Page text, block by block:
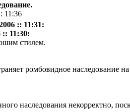
11:36
:: 11:31:
11:30:
стилем.
ромбовидное наследование
наследования некорректно,